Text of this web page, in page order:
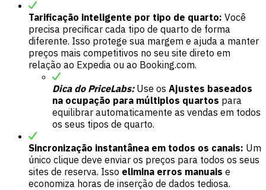
Tarificação inteligente por tipo de quarto: Você
precisa precificar cada tipo de quarto de forma
diferente. Isso protege sua margem e ajuda a manter
preços mais competitivos no seu site direto em
relação ao Expedia ou ao Booking.com.
Dica do PriceLabs:Use os Ajustes baseados
na ocupação para múltiplos quartos para
equilibrar automaticamente as vendas em todos
os seus tipos de quarto.
Sincronização instantânea em todos os canais: Um
único clique deve enviar os preços para todos os seus
sites de reserva. Isso elimina erros manuais e
economiza horas de inserção de dados tediosa.